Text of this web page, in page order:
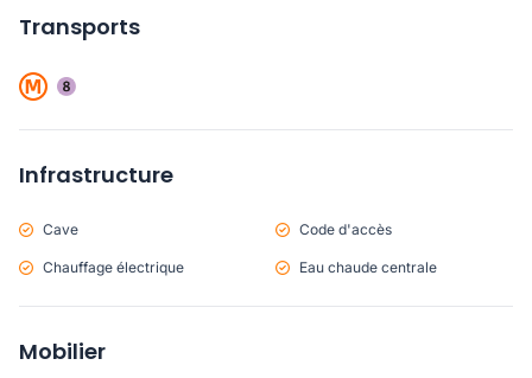
Transports
Infrastructure
Cave Code d'accès
Chauffage électrique Eau chaude centrale
Mobilier